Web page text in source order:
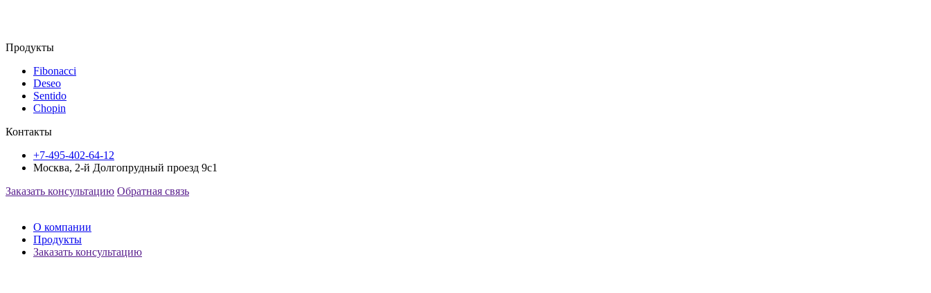
Продукты
Fibonacci
Deseo
Sentido
Chopin
Контакты
+7-495-402-64-12
Москва, 2-й Долгопрудный проезд 9с1
Заказать консультацию Обратная связь
О компании
Продукты
Заказать консультацию